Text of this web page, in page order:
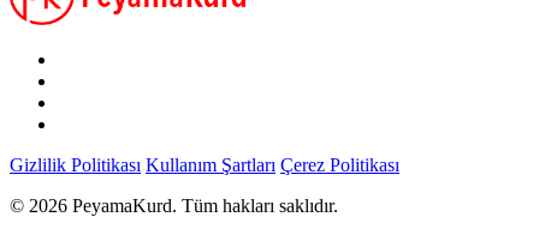
Gizlilik Politikası Kullanım Şartları Çerez Politikası
© 2026 PeyamaKurd. Tüm hakları saklıdır.